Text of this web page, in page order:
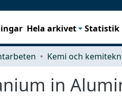
Hela arkivet Statistik
Kemi och
in